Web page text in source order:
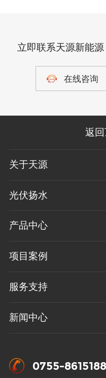
立即联系天源新能源
在线咨询
返
关于天源
光伏扬水
产品中心
项目案例
服务支持
新闻中心
0755-